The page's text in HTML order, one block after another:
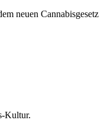
neuen
Kultur.